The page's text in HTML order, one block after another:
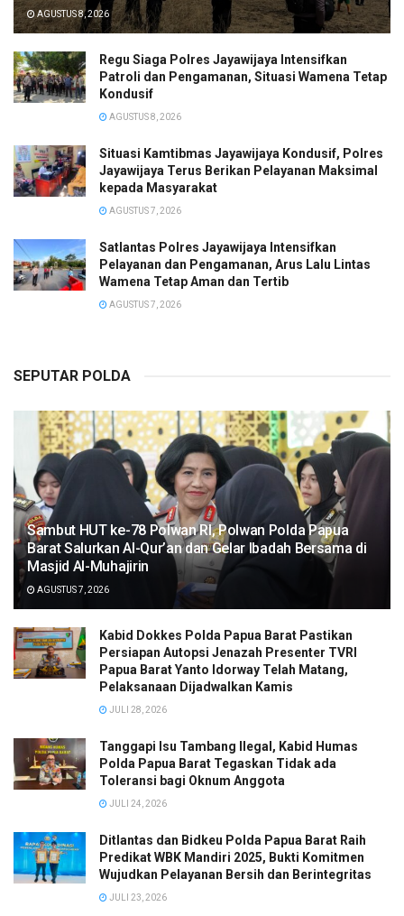
AGUSTUS 8, 2026
Regu Siaga Polres Jayawijaya Intensifkan
Patroli dan Pengamanan, Situasi Wamena Tetap
Kondusif
AGUSTUS 8, 2026
Situasi Kamtibmas Jayawijaya Kondusif, Polres
Jayawijaya Terus Berikan Pelayanan Maksimal
kepada Masyarakat
AGUSTUS 7, 2026
Satlantas Polres Jayawijaya Intensifkan
Pelayanan dan Pengamanan, Arus Lalu Lintas
Wamena Tetap Aman dan Tertib
AGUSTUS 7, 2026
SEPUTAR POLDA
Sambut HUT ke-78 Polwan RI, Polwan Polda Papua
Barat Salurkan Al-Qur’an dan Gelar Ibadah Bersama di
Masjid Al-Muhajirin
AGUSTUS 7, 2026
Kabid Dokkes Polda Papua Barat Pastikan
Persiapan Autopsi Jenazah Presenter TVRI
Papua Barat Yanto Idorway Telah Matang,
Pelaksanaan Dijadwalkan Kamis
JULI 28, 2026
Tanggapi Isu Tambang Ilegal, Kabid Humas
Polda Papua Barat Tegaskan Tidak ada
Toleransi bagi Oknum Anggota
JULI 24, 2026
Ditlantas dan Bidkeu Polda Papua Barat Raih
Predikat WBK Mandiri 2025, Bukti Komitmen
Wujudkan Pelayanan Bersih dan Berintegritas
JULI 23, 2026